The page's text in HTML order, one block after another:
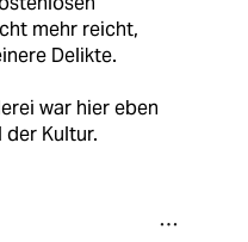
mehr reicht,
Delikte.
war hier eben
der Kultur.